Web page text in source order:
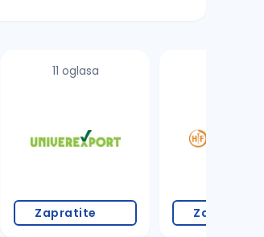
11 oglasa
Zapratite Zapratite